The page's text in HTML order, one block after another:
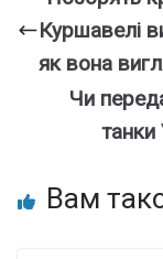
Куршавелі
як вона
Чи
танки
Вам